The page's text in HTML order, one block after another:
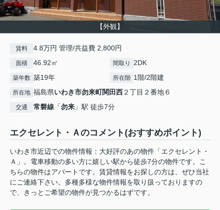
【外観】
賃料 4.8万円 管理/共益費 2,800円
面積 46.92㎡ 間取り 2DK
築年数 築19年 所在階 1階/2階建
所在地 福島県いわき市勿来町関田西２丁目２番地６
交通 常磐線 「勿来 」駅 徒歩7分
エクセレント・Ａのコメント(おすすめポイント)
いわき市近辺での物件情報：大好評のあの物件「エクセレント・
Ａ」。電車移動の多い方に嬉しい駅から徒歩7分の物件です。こ
ちらの物件はアパートです。賃貸情報をお探しの方は、ぜひ当社
にご連絡下さい。多種多様な物件情報を取り扱っておりますの
で、きっとご希望の物件が見つかるはずです。